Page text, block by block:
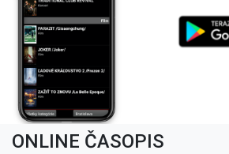
ONLINE ČASOPIS